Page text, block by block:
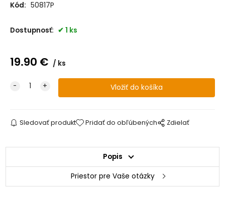
Kód: 50817P
Dostupnosť: 1 ks
19.90 € ks
Sledovať produkt Pridať do obľúbených Zdielať
Popis
Priestor pre Vaše otázky